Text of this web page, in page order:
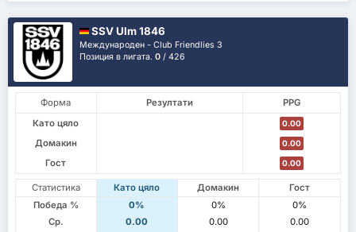
SSV Ulm 1846
Международен - Club Friendlies 3
Позиция в лигата.0 / 426
Форма Резултати
PPG
Като цяло
0.00
Домакин 0.00
Гост 0.00
Статистика Като цяло Домакин
Гост
Победа %
0% 0%
0%
Ср.
0.00 0.00
0.00